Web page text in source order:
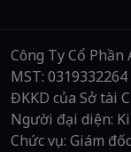
Công Ty Cổ Phần
MST:
ĐKKD của Sở tài
Người đại diện:
Chức vụ: Giám đốc